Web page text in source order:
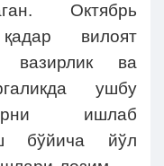
Октябрь
вилоят
вазирлик ва
ушбу
ишлаб
бўйича йўл